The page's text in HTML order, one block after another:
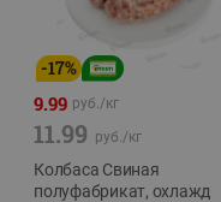
-17%
9.99 руб./кг
11.99 руб./кг
Колбаса Свиная
полуфабрикат, охлажд